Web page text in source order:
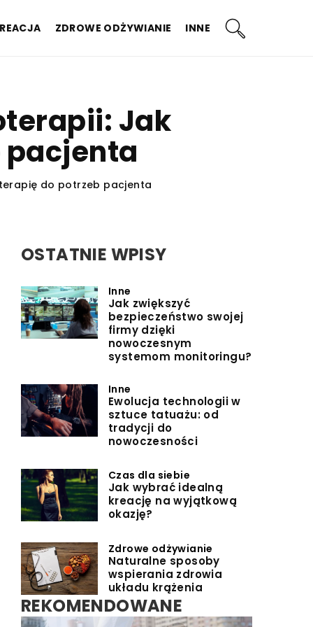
ZDROWE ODŻYWIANIE INNE
Jak
pacjenta
do potrzeb pacjenta
OSTATNIE WPISY
Inne
Jak zwiększyć
bezpieczeństwo swojej
firmy dzięki
nowoczesnym
systemom monitoringu?
Inne
Ewolucja technologii w
sztuce tatuażu: od
tradycji do
nowoczesności
Czas dla siebie
Jak wybrać idealną
kreację na wyjątkową
okazję?
Zdrowe odżywianie
Naturalne sposoby
wspierania zdrowia
układu krążenia
REKOMENDOWANE